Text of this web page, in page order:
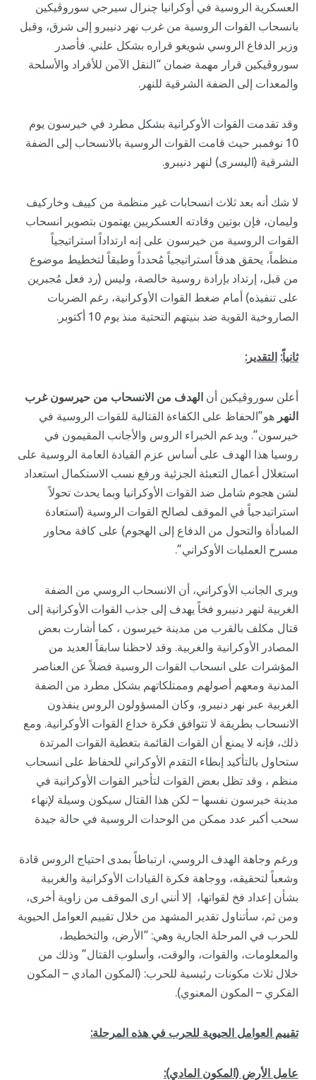
العسكرية الروسية في أوكرانيا چنرال سيرجي سوروڤيكين
بانسحاب القوات الروسية من غرب نهر دنيبرو إلى شرق، وقبل
وزير الدفاع الروسي شويغو قراره بشكل علني. فأصدر
سوروڤيكين قرار مهمة ضمان “النقل الآمن للأفراد والأسلحة
والمعدات إلى الضفة الشرقية للنهر.
وقد تقدمت القوات الأوكرانية بشكل مطرد في خيرسون يوم
10 نوفمبر حيث قامت القوات الروسية بالانسحاب إلى الضفة
الشرقية (اليسرى) لنهر دنيبرو.
لا شك أنه بعد ثلاث انسحابات غير منظمة من كييف وخاركيف
وليمان، فإن بوتين وقادته العسكريين يهتمون بتصوير انسحاب
القوات الروسية من خيرسون على إنه ارتداداً استراتيجياً
منظماً، يحقق هدفاً استراتيجياً مُحدداً وطبقاً لتخطيط موضوع
من قبل، إرتداد بإرادة روسية خالصة، وليس (رد فعل مُجبرين
على تنفيذه) أمام ضغط القوات الأوكرانية، رغم الضربات
الصاروخية القوية ضد بنيتهم التحتية منذ يوم 10 أكتوبر.
ثانياً: التقدير:
أعلن سوروڤيكين أن الهدف من الانسحاب من حيرسون غرب
النهر هو”الحفاظ على الكفاءة القتالية للقوات الروسية في
خيرسون”. ويدعم الخبراء الروس والأجانب المقيمون في
روسيا هذا الهدف على أساس عزم القيادة العامة الروسية على
استغلال أعمال التعبئة الجزئية ورفع نسب الاستكمال استعداد
لشن هجوم شامل ضد القوات الأوكرانيا وبما يحدث تحولاً
استراتيدجياً في الموقف لصالح القوات الروسية (استعادة
المبادأة والتحول من الدفاع إلى الهجوم) على كافة محاور
مسرح العمليات الأوكراني”.
ويرى الجانب الأوكراني، أن الانسحاب الروسي من الضفة
الغربية لنهر دنيبرو فخاً يهدف إلى جذب القوات الأوكرانية إلى
قتال مكلف بالقرب من مدينة خيرسون ، كما أشارت بعض
المصادر الأوكرانية والغربية. وقد لاحظنا سابقاً العديد من
المؤشرات على انسحاب القوات الروسية فضلاً عن العناصر
المدنية ومعهم أصولهم وممتلكاتهم بشكل مطرد من الضفة
الغربية عبر نهر دنيبرو، وكان المسؤولون الروس ينفذون
الانسحاب بطريقة لا تتوافق فكرة خداع القوات الأوكرانية. ومع
ذلك، فإنه لا يمنع أن القوات القائمة بتغطية القوات المرتدة
ستحاول بالتأكيد إبطاء التقدم الأوكراني للحفاظ على انسحاب
منظم ، وقد تظل بعض القوات لتأخير القوات الأوكرانية في
مدينة خيرسون نفسها – لكن هذا القتال سيكون وسيلة لإنهاء
سحب أكبر عدد ممكن من الوحدات الروسية في حالة جيدة
ورغم وجاهة الهدف الروسي، ارتباطاً بمدى احتياج الروس قادة
وشعباً لتحقيقه، ووجاهة فكرة القيادات الأوكرانية والغربية
بشأن إعداد فخ لقواتها، إلا أنني ارى الموقف من زاوية أخرى،
ومن ثم، سأتناول تقدير المشهد من خلال تقييم العوامل الحيوية
للحرب في المرحلة الجارية وهي: “الأرض، والتخطيط،
والمعلومات، والقوات، والوقت، وأسلوب القتال” وذلك من
خلال ثلاث مكونات رئيسية للحرب: (المكون المادي – المكون
الفكري – المكون المعنوي).
تقييم العوامل الحيوية للحرب في هذه المرحلة:
عامل الأرض (المكون المادي):